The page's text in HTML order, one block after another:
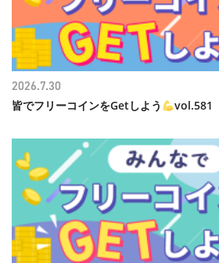
皆でフリーコインをGetしよう vol.581
2026.7.30